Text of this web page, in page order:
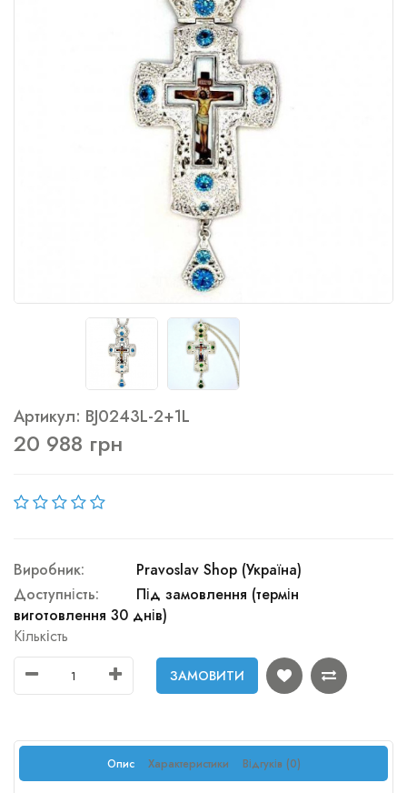
Артикул: BJ0243L-2+1L
20 988 грн
Виробник:
Pravoslav Shop (Україна)
Доступність:
Під замовлення (термін
виготовлення 30 днів)
Кількість
ЗАМОВИТИ
Опис Характеристики Відгуків (0)